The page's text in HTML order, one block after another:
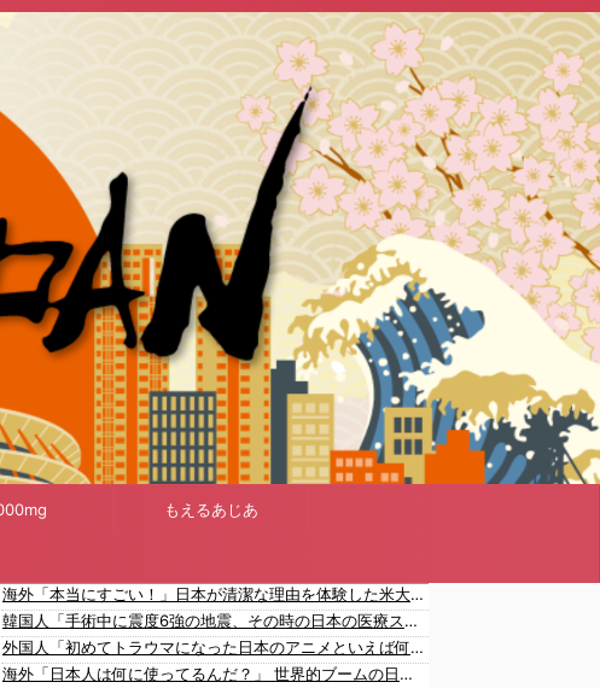
もえるあじあ
海外「本当にすごい！」日本が清潔な理由を体験した米大物キャスターがびっくり仰天
韓国人「手術中に震度6強の地震、その時の日本の医療スタッフたちの姿をご覧ください」→「マジで鳥肌立った」「こういう姿は韓国も見習わないと」「あんな状況なら日本だけではなく韓国の医療関係者も同じように行動したはずだ」【熊本地震】
外国人「初めてトラウマになった日本のアニメといえば何？」
海外「日本人は何に使ってるんだ？」 世界的ブームの日本の食品、買ってみたものの使い道が分からない外国人が続出